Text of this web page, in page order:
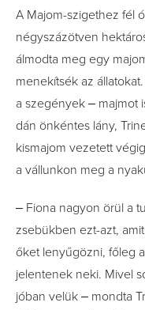
A Majom-szigethez fél
négyszázötven
álmodta meg egy
menekítsék az
a szegények ‒ majmot
dán önkéntes lány,
kismajom vezetett
a vállunkon meg a
‒ Fiona nagyon örül a
zsebükben ezt-azt,
őket lenyűgözni, főleg
jelentenek neki. Mivel
jóban velük ‒ mondta